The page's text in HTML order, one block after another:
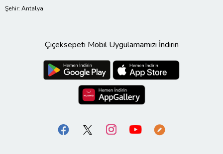
Şehir: Antalya
Çiçeksepeti Mobil Uygulamamızı İndirin